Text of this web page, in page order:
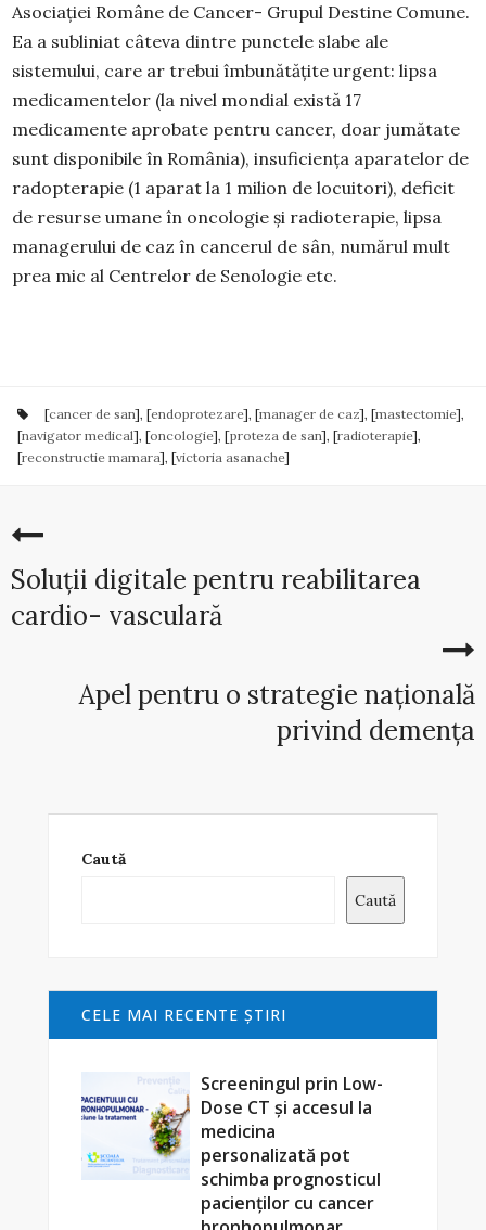
Asociației Române de Cancer- Grupul Destine Comune.
Ea a subliniat câteva dintre punctele slabe ale
sistemului, care ar trebui îmbunătățite urgent: lipsa
medicamentelor (la nivel mondial există 17
medicamente aprobate pentru cancer, doar jumătate
sunt disponibile în România), insuficiența aparatelor de
radopterapie (1 aparat la 1 milion de locuitori), deficit
de resurse umane în oncologie și radioterapie, lipsa
managerului de caz în cancerul de sân, numărul mult
prea mic al Centrelor de Senologie etc.
[cancer de san], [endoprotezare], [manager de caz], [mastectomie],
[navigator medical], [oncologie], [proteza de san], [radioterapie],
[reconstructie mamara], [victoria asanache]
Soluții digitale pentru reabilitarea
cardio- vasculară
Apel pentru o strategie națională
privind demența
Caută
Caută
CELE MAI RECENTE ŞTIRI
Screeningul prin Low-
Dose CT și accesul la
medicina
personalizată pot
schimba prognosticul
pacienților cu cancer